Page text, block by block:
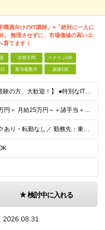
職員向けのIT講師」×「絶対に一人に
」 無理させずに、市場価値の高いエ
育てます！
学歴不問 ベテランOK
賞与複数月 面接1回
【IT業界完全未経験の方、大歓迎！】 ●特別なITスキルや知識は一切不問です！ ※学歴不問 ～1つでも当てはまる方は大歓迎！～ ★「IT業界に興味があるけど知識がない」という方 ★「誰かに質問しやす
＜想定年収:360万円＞ 月給25万円～＋諸手当＋決算賞与＋寸志の計2回（住宅補助あり） ※経験・スキルを考慮の上決定 ※固定残業代（30時間分／4万8000円～）含む。超過分は別途全額支給 ※試用期
＼リモートワークあり・転勤なし／ 勤務先：東京都23区、神奈川県、千葉県、埼玉県の各プロジェクト先 ※リモートワーク可能ですが案件により変更の場合がございます。 ■本社 東京都豊島区南池袋1-16-
検討中に入れる
2026.08.31